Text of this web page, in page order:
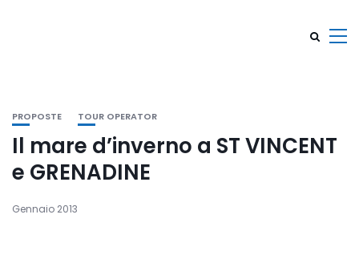
PROPOSTE TOUR OPERATOR
Il mare d’inverno a ST VINCENT
e GRENADINE
Gennaio 2013